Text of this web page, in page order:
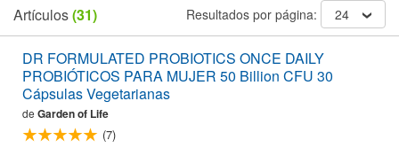
Artículos(31) Resultados por página: 24
DR FORMULATED PROBIOTICS ONCE DAILY
PROBIÓTICOS PARA MUJER 50 Billion CFU 30
Cápsulas Vegetarianas
de Garden of Life
(7)